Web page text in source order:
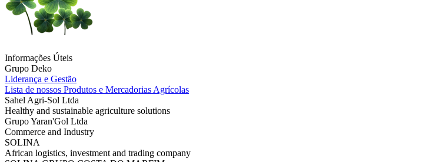
Informações Úteis
Grupo Deko
Liderança e Gestão
Lista de nossos Produtos e Mercadorias Agrícolas
Sahel Agri-Sol Ltda
Healthy and sustainable agriculture solutions
Grupo Yaran'Gol Ltda
Commerce and Industry
SOLINA
African logistics, investment and trading company